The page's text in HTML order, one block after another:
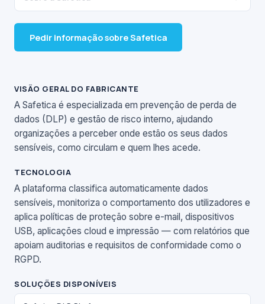
Pedir informação sobre Safetica
VISÃO GERAL DO FABRICANTE
A Safetica é especializada em prevenção de perda de
dados (DLP) e gestão de risco interno, ajudando
organizações a perceber onde estão os seus dados
sensíveis, como circulam e quem lhes acede.
TECNOLOGIA
A plataforma classifica automaticamente dados
sensíveis, monitoriza o comportamento dos utilizadores e
aplica políticas de proteção sobre e-mail, dispositivos
USB, aplicações cloud e impressão — com relatórios que
apoiam auditorias e requisitos de conformidade como o
RGPD.
SOLUÇÕES DISPONÍVEIS